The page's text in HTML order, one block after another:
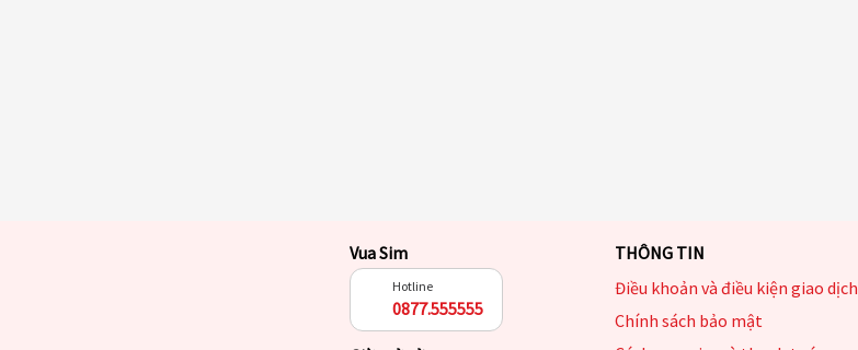
Vua Sim
Hotline
0877.555555
THÔNG TIN
Điều khoản và điều kiện giao dịch
Chính sách bảo mật